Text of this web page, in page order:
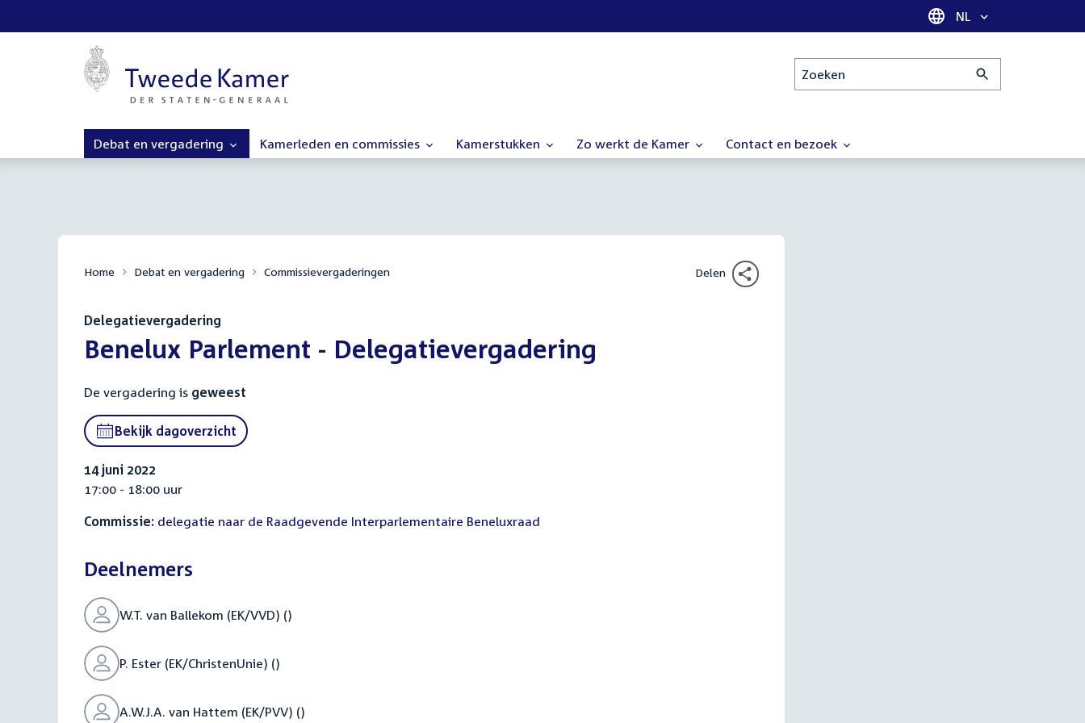
Taal selectie
NL
Zoeken
Debat en vergadering Kamerleden en commissies Kamerstukken Zo werkt de Kamer Contact en bezoek
Home Debat en vergadering Commissievergaderingen Delen
Delegatievergadering
:Benelux Parlement - Delegatievergadering
De vergadering is geweest
Bekijk dagoverzicht
14 juni 2022
17:00 - 18:00 uur
Commissie: delegatie naar de Raadgevende Interparlementaire Beneluxraad
Deelnemers
W.T. van Ballekom (EK/VVD) ()
P. Ester (EK/ChristenUnie) ()
A.W.J.A. van Hattem (EK/PVV) ()